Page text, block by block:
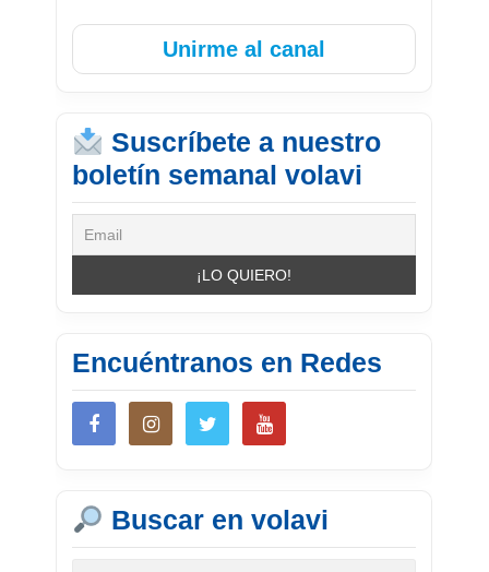
Unirme al canal
Suscríbete a nuestro
boletín semanal volavi
Encuéntranos en Redes
Buscar en volavi